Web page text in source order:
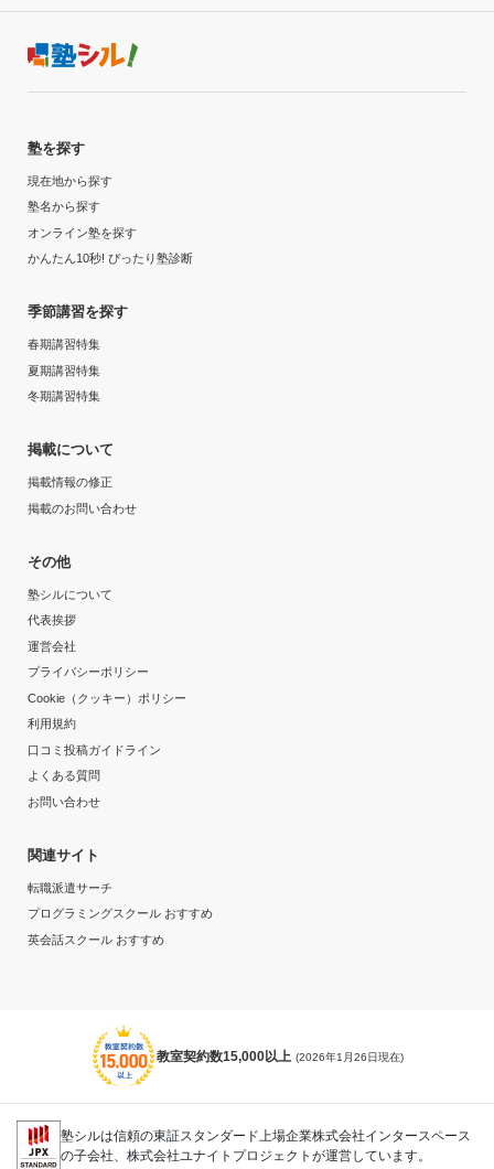
塾を探す
現在地から探す
塾名から探す
オンライン塾を探す
かんたん10秒! ぴったり塾診断
季節講習を探す
春期講習特集
夏期講習特集
冬期講習特集
掲載について
掲載情報の修正
掲載のお問い合わせ
その他
塾シルについて
代表挨拶
運営会社
プライバシーポリシー
Cookie（クッキー）ポリシー
利用規約
口コミ投稿ガイドライン
よくある質問
お問い合わせ
関連サイト
転職派遣サーチ
プログラミングスクール おすすめ
英会話スクール おすすめ
教室契約数15,000以上 (2026年1月26日現在)
塾シルは信頼の東証スタンダード上場企業株式会社インタースペース
の子会社、株式会社ユナイトプロジェクトが運営しています。